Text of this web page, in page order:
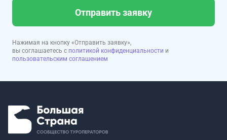
Отправить заявку
Нажимая на кнопку «Отправить заявку»,
вы соглашаетесь с политикой конфиденциальности и
пользовательским соглашением